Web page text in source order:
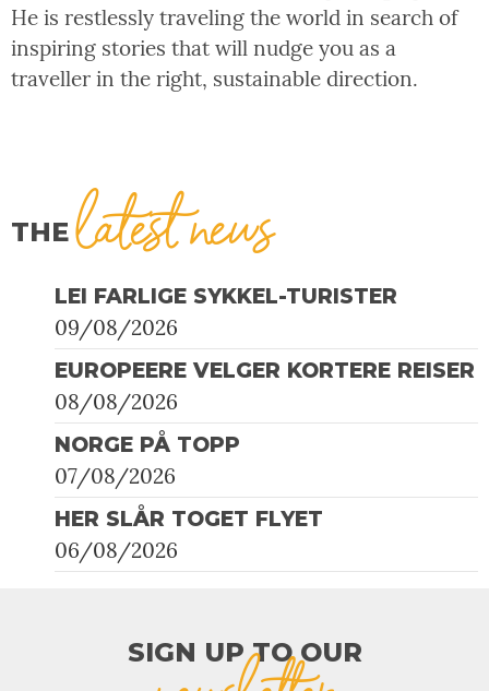
He is restlessly traveling the world in search of
inspiring stories that will nudge you as a
traveller in the right, sustainable direction.
THElatest news
LEI FARLIGE SYKKEL-TURISTER
09/08/2026
EUROPEERE VELGER KORTERE REISER
08/08/2026
NORGE PÅ TOPP
07/08/2026
HER SLÅR TOGET FLYET
06/08/2026
SIGN UP TO OUR​